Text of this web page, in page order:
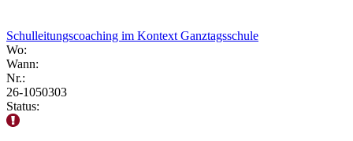
Schulleitungscoaching im Kontext Ganztagsschule
Wo:
Wann:
Nr.:
26-1050303
Status: